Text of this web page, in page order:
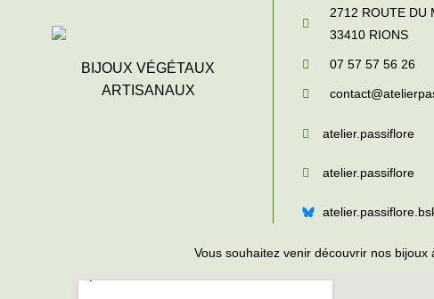
BIJOUX VÉGÉTAUX
ARTISANAUX
2712 ROUTE DU
33410 RIONS
07 57 57 56 26
atelier.passiflore
atelier.passiflore
Vous souhaitez venir découvrir nos